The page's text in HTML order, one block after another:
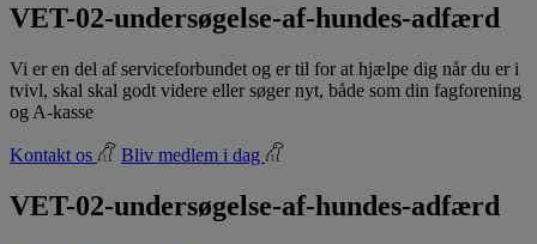
VET-02-undersøgelse-af-hundes-adfærd
Vi er en del af serviceforbundet og er til for at hjælpe dig når du er i
tvivl, skal skal godt videre eller søger nyt, både som din fagforening
og A-kasse
Kontakt os Bliv medlem i dag
VET-02-undersøgelse-af-hundes-adfærd